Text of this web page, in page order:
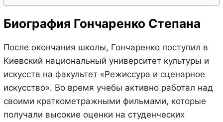
Биография Гончаренко Степана
После окончания школы, Гончаренко поступил в
Киевский национальный университет культуры и
искусств на факультет «Режиссура и сценарное
искусство». Во время учебы активно работал над
своими краткометражными фильмами, которые
получали высокие оценки на студенческих